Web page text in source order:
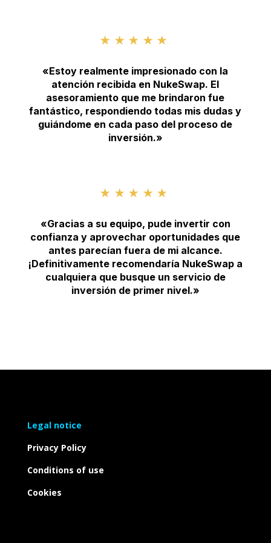
★★★★★
«Estoy realmente impresionado con la
atención recibida en NukeSwap. El
asesoramiento que me brindaron fue
fantástico, respondiendo todas mis dudas y
guiándome en cada paso del proceso de
inversión.»
★★★★★
«Gracias a su equipo, pude invertir con
confianza y aprovechar oportunidades que
antes parecían fuera de mi alcance.
¡Definitivamente recomendaría NukeSwap a
cualquiera que busque un servicio de
inversión de primer nivel.»
Legal notice
Privacy Policy
Conditions of use
Cookies